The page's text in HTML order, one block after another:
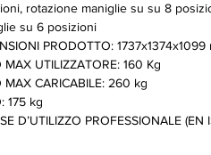
rotazione maniglie su su 8
su 6 posizioni
PRODOTTO: 1737x1374x1099
MAX UTILIZZATORE: 160 Kg
MAX CARICABILE: 260 kg
175 kg
D’UTILIZZO PROFESSIONALE